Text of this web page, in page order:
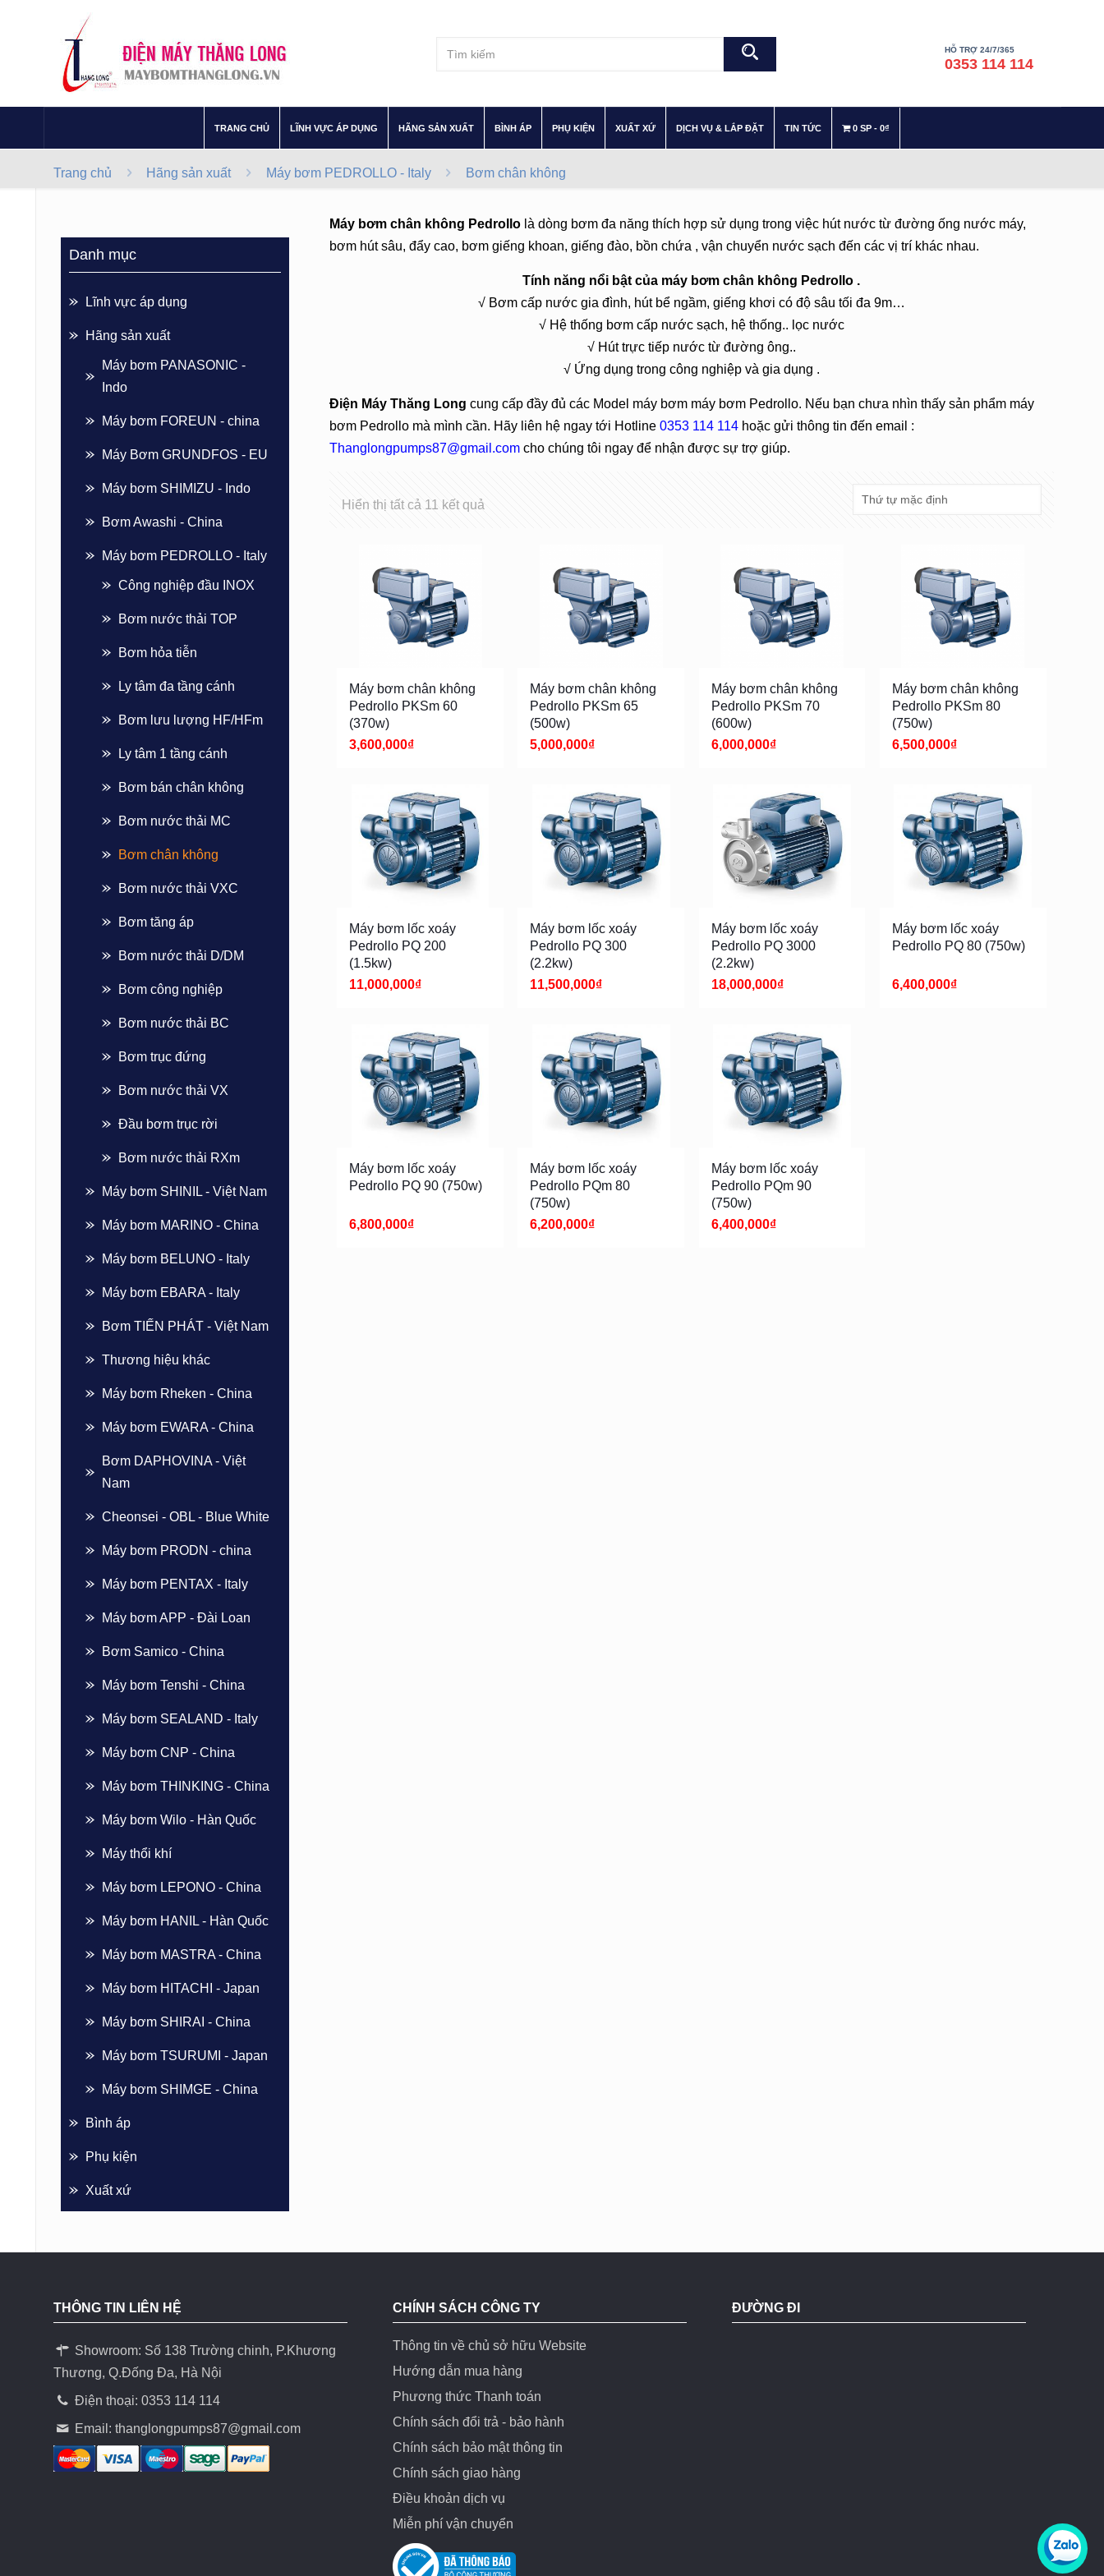
HỖ TRỢ 24/7/365
0353 114 114
TRANG CHỦ LĨNH VỰC ÁP DỤNG HÃNG SẢN XUẤT BÌNH ÁP PHỤ KIỆN XUẤT XỨ– DỊCH VỤ & LẮP ĐẶT TIN TỨC 0 SP 0₫
Trang chủ Hãng sản xuất Máy bơm PEDROLLO - Italy Bơm chân không
Máy bơm chân không Pedrollo là dòng bơm đa năng thích hợp sử dụng trong việc hút nước từ đường ống nước máy,
bơm hút sâu, đẩy cao, bơm giếng khoan, giếng đào, bồn chứa , vận chuyển nước sạch đến các vị trí khác nhau.
Tính năng nổi bật của máy bơm chân không Pedrollo .
√ Bơm cấp nước gia đình, hút bể ngầm, giếng khơi có độ sâu tối đa 9m…
√ Hệ thống bơm cấp nước sạch, hệ thống.. lọc nước
√ Hút trực tiếp nước từ đường ông..
√ Ứng dụng trong công nghiệp và gia dụng .
Điện Máy Thăng Long cung cấp đầy đủ các Model máy bơm máy bơm Pedrollo. Nếu bạn chưa nhìn thấy sản phẩm máy
bơm Pedrollo mà mình cần. Hãy liên hệ ngay tới Hotline0353 114 114 hoặc gửi thông tin đến email :
Thanglongpumps87@gmail.com cho chúng tôi ngay để nhận được sự trợ giúp.
Hiển thị tất cả 11 kết quả
Máy bơm chân không
Pedrollo PKSm 60
(370w)
3,600,000₫
Máy bơm chân không
Pedrollo PKSm 65
(500w)
5,000,000₫
Máy bơm chân không
Pedrollo PKSm 70
(600w)
6,000,000₫
Máy bơm chân không
Pedrollo PKSm 80
(750w)
6,500,000₫
Máy bơm lốc xoáy
Pedrollo PQ 200
(1.5kw)
11,000,000₫
Máy bơm lốc xoáy
Pedrollo PQ 300
(2.2kw)
11,500,000₫
Máy bơm lốc xoáy
Pedrollo PQ 3000
(2.2kw)
18,000,000₫
Máy bơm lốc xoáy
Pedrollo PQ 80 (750w)
6,400,000₫
Máy bơm lốc xoáy
Pedrollo PQ 90 (750w)
6,800,000₫
Máy bơm lốc xoáy
Pedrollo PQm 80
(750w)
6,200,000₫
Máy bơm lốc xoáy
Pedrollo PQm 90
(750w)
6,400,000₫
Danh mục
Lĩnh vực áp dụng
Hãng sản xuất
Máy bơm PANASONIC -
Indo
Máy bơm FOREUN - china
Máy Bơm GRUNDFOS - EU
Máy bơm SHIMIZU - Indo
Bơm Awashi - China
Máy bơm PEDROLLO - Italy
Công nghiệp đầu INOX
Bơm nước thải TOP
Bơm hỏa tiễn
Ly tâm đa tầng cánh
Bơm lưu lượng HF/HFm
Ly tâm 1 tầng cánh
Bơm bán chân không
Bơm nước thải MC
Bơm chân không
Bơm nước thải VXC
Bơm tăng áp
Bơm nước thải D/DM
Bơm công nghiệp
Bơm nước thải BC
Bơm trục đứng
Bơm nước thải VX
Đầu bơm trục rời
Bơm nước thải RXm
Máy bơm SHINIL - Việt Nam
Máy bơm MARINO - China
Máy bơm BELUNO - Italy
Máy bơm EBARA - Italy
Bơm TIẾN PHÁT - Việt Nam
Thương hiệu khác
Máy bơm Rheken - China
Máy bơm EWARA - China
Bơm DAPHOVINA - Việt
Nam
Cheonsei - OBL - Blue White
Máy bơm PRODN - china
Máy bơm PENTAX - Italy
Máy bơm APP - Đài Loan
Bơm Samico - China
Máy bơm Tenshi - China
Máy bơm SEALAND - Italy
Máy bơm CNP - China
Máy bơm THINKING - China
Máy bơm Wilo - Hàn Quốc
Máy thổi khí
Máy bơm LEPONO - China
Máy bơm HANIL - Hàn Quốc
Máy bơm MASTRA - China
Máy bơm HITACHI - Japan
Máy bơm SHIRAI - China
Máy bơm TSURUMI - Japan
Máy bơm SHIMGE - China
Bình áp
Phụ kiện
Xuất xứ
THÔNG TIN LIÊN HỆ
Showroom: Số 138 Trường chinh, P.Khương
Thương, Q.Đống Đa, Hà Nội
Điện thoại: 0353 114 114
Email:thanglongpumps87@gmail.com
CHÍNH SÁCH CÔNG TY
Thông tin về chủ sở hữu Website
Hướng dẫn mua hàng
Phương thức Thanh toán
Chính sách đổi trả - bảo hành
Chính sách bảo mật thông tin
Chính sách giao hàng
Điều khoản dịch vụ
Miễn phí vận chuyển
ĐƯỜNG ĐI